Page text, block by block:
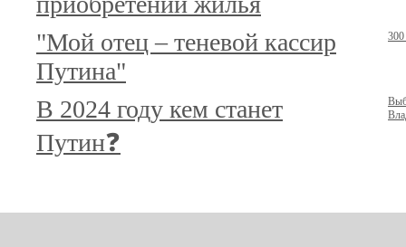
"Мой отец – теневой кассир
Путина"
300
В 2024 году кем станет
Путин❓